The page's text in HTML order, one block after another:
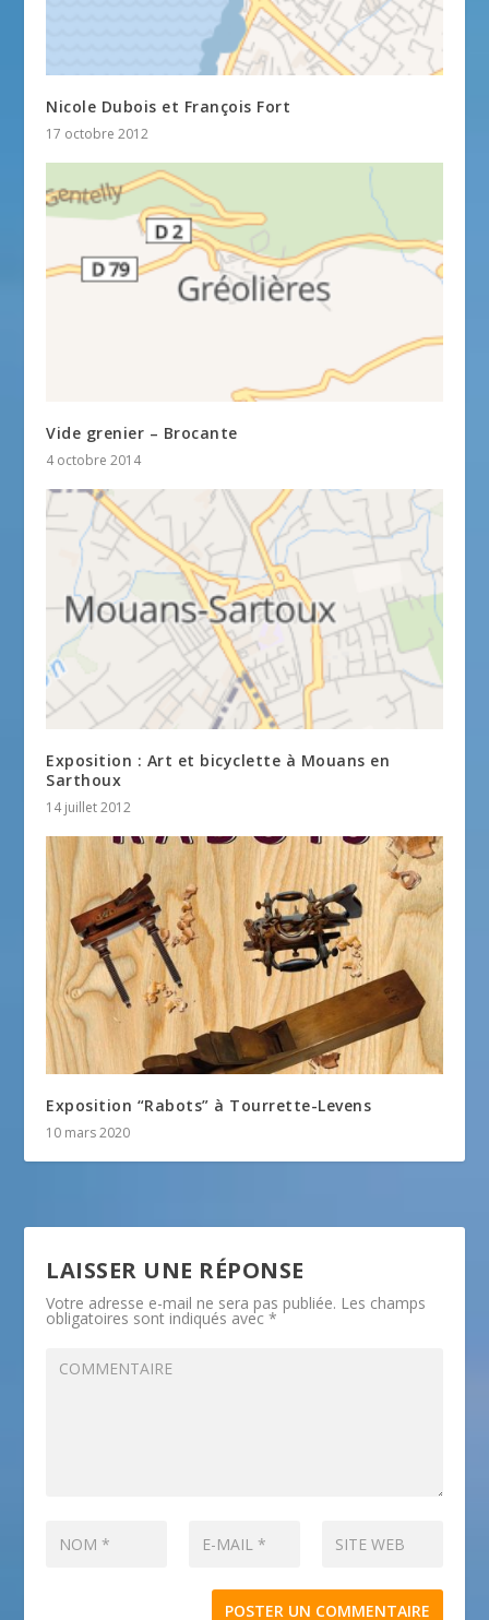
Nicole Dubois et François Fort
17 octobre 2012
Vide grenier – Brocante
4 octobre 2014
Exposition : Art et bicyclette à Mouans en
Sarthoux
14 juillet 2012
Exposition “Rabots” à Tourrette-Levens
10 mars 2020
LAISSER UNE RÉPONSE
Votre adresse e-mail ne sera pas publiée. Les champs
obligatoires sont indiqués avec*